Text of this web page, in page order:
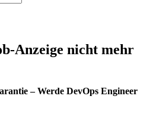
Anzeige nicht mehr
– Werde DevOps Engineer